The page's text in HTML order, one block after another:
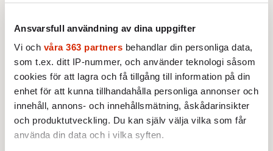
Ansvarsfull användning av dina uppgifter
Vi och våra 363 partners behandlar din personliga data,
som t.ex. ditt IP-nummer, och använder teknologi såsom
cookies för att lagra och få tillgång till information på din
enhet för att kunna tillhandahålla personliga annonser och
innehåll, annons- och innehållsmätning, åskådarinsikter
och produktutveckling. Du kan själv välja vilka som får
använda din data och i vilka syften.
Sticket
STICKET
Christoffer Jonsson:Förföljelsen
av kristna pågår i medieskugga
Nigerias regerings oförmåga att
hantera förföljelsen av landets
kristna fick amerikansk militär att